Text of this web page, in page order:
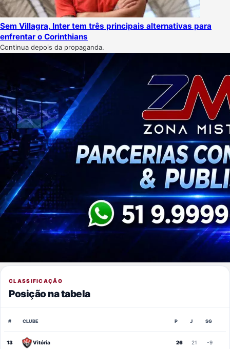
Sem Villagra, Inter tem três principais alternativas para
enfrentar o Corinthians
Continua depois da propaganda.
CLASSIFICAÇÃO
Posição na tabela
# CLUBE P J SG
13 Vitória 26 21 -9